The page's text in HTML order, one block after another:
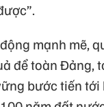
mạnh mẽ,
để toàn Đảng,
bước tiến tới